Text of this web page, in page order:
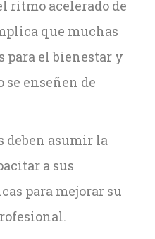
ritmo acelerado de
que muchas
para el bienestar y
se enseñen de
deben asumir la
a sus
para mejorar su